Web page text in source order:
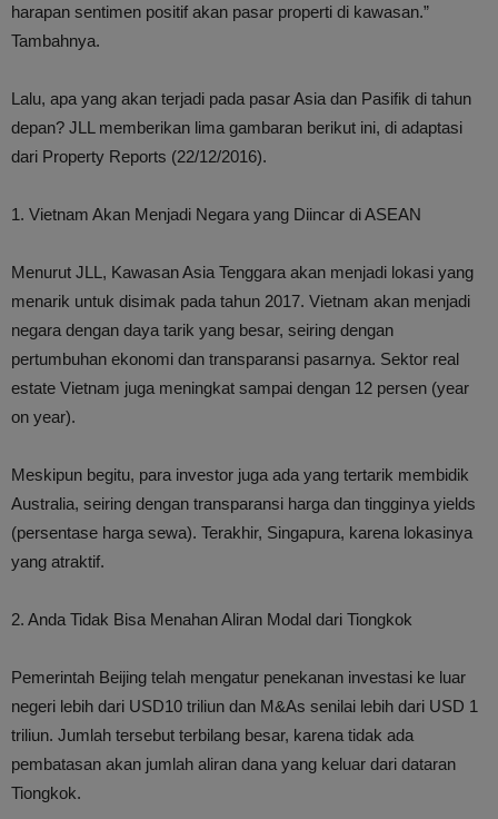
harapan sentimen positif akan pasar properti di kawasan.”
Tambahnya.
Lalu, apa yang akan terjadi pada pasar Asia dan Pasifik di tahun
depan? JLL memberikan lima gambaran berikut ini, di adaptasi
dari Property Reports (22/12/2016).
1. Vietnam Akan Menjadi Negara yang Diincar di ASEAN
Menurut JLL, Kawasan Asia Tenggara akan menjadi lokasi yang
menarik untuk disimak pada tahun 2017. Vietnam akan menjadi
negara dengan daya tarik yang besar, seiring dengan
pertumbuhan ekonomi dan transparansi pasarnya. Sektor real
estate Vietnam juga meningkat sampai dengan 12 persen (year
on year).
Meskipun begitu, para investor juga ada yang tertarik membidik
Australia, seiring dengan transparansi harga dan tingginya yields
(persentase harga sewa). Terakhir, Singapura, karena lokasinya
yang atraktif.
2. Anda Tidak Bisa Menahan Aliran Modal dari Tiongkok
Pemerintah Beijing telah mengatur penekanan investasi ke luar
negeri lebih dari USD10 triliun dan M&As senilai lebih dari USD 1
triliun. Jumlah tersebut terbilang besar, karena tidak ada
pembatasan akan jumlah aliran dana yang keluar dari dataran
Tiongkok.